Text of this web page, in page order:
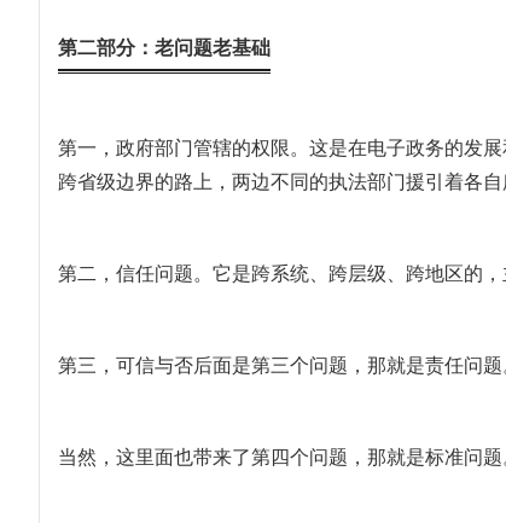
第二部分：老问题老基础
第一，政府部门管辖的权限。这是在电子政务的发
跨省级边界的路上，两边不同的执法部门援引着各
第二，信任问题。它是跨系统、跨层级、跨地区的
第三，可信与否后面是第三个问题，那就是责任问
当然，这里面也带来了第四个问题，那就是标准问